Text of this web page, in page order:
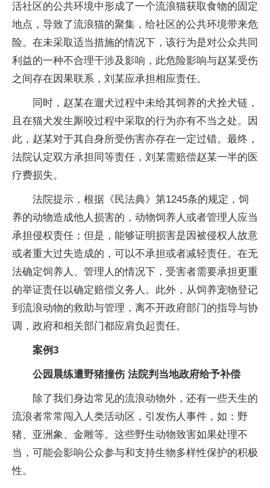
活社区的公共环境中形成了一个流浪猫获取食物的固定
地点，导致了流浪猫的聚集，给社区的公共环境带来危
险。在未采取适当措施的情况下，该行为是对公众共同
利益的一种不合理干涉及影响，此危险影响与赵某受伤
之间存在因果联系，刘某应承担相应责任。
同时，赵某在遛犬过程中未给其饲养的犬拴犬链，
且在猫犬发生厮咬过程中采取的行为亦有不当之处。因
此，赵某对于其自身所受伤害亦存在一定过错。最终，
法院认定双方承担同等责任，刘某需赔偿赵某一半的医
疗费损失。
法院提示，根据《民法典》第1245条的规定，饲
养的动物造成他人损害的，动物饲养人或者管理人应当
承担侵权责任；但是，能够证明损害是因被侵权人故意
或者重大过失造成的，可以不承担或者减轻责任。在无
法确定饲养人、管理人的情况下，受害者需要承担更重
的举证责任以确定赔偿义务人。此外，从饲养宠物登记
到流浪动物的救助与管理，离不开政府部门的指导与协
调，政府和相关部门都应肩负起责任。
案例3
公园晨练遭野猪撞伤 法院判当地政府给予补偿
除了我们身边常见的流浪动物外，还有一些天生的
流浪者常常闯入人类活动区，引发伤人事件，如：野
猪、亚洲象、金雕等。这些野生动物致害如果处理不
当，可能会影响公众参与和支持生物多样性保护的积极
性。